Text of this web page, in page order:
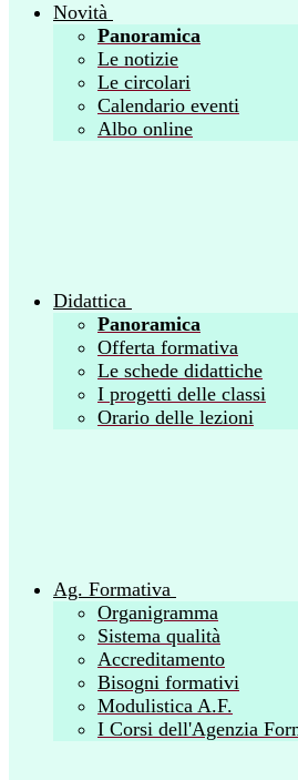
Novità
Panoramica
Le notizie
Le circolari
Calendario eventi
Albo online
Didattica
Panoramica
Offerta formativa
Le schede didattiche
I progetti delle classi
Orario delle lezioni
Ag. Formativa
Organigramma
Sistema qualità
Accreditamento
Bisogni formativi
Modulistica A.F.
I Corsi dell'Agenzia